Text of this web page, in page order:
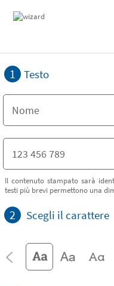
1 Testo
Il contenuto stampato sarà
testi più brevi permettono una
2 Scegli il carattere